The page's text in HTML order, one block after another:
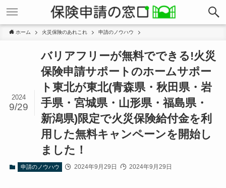
ホーム 火災保険のあれこれ 申請のノウハウ
バリアフリーが無料でできる!火災
保険申請サポートのホームサポー
ト東北が東北(青森県・秋田県・岩
手県・宮城県・山形県・福島県・
新潟県)限定で火災保険給付金を利
用した無料キャンペーンを開始し
ました！
2024
9/29
申請のノウハウ 2024年9月29日 2024年9月29日